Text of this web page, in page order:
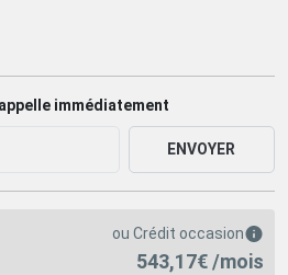
immédiatement
ENVOYER
ou Crédit occasion
543,17€ /mois